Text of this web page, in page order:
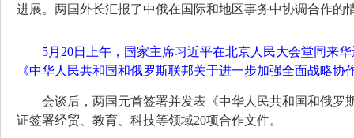
进展。两国外长汇报了中俄在国际和地区事务中协调合作的
5月20日上午，国家主席习近平在北京人民大会堂同来
《中华人民共和国和俄罗斯联邦关于进一步加强全面战略
会谈后，两国元首签署并发表《中华人民共和国和俄
证签署经贸、教育、科技等领域20项合作文件。